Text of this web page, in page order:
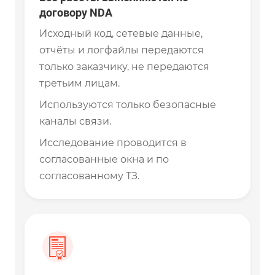
договору NDA
Исходный код, сетевые данные,
отчёты и логфайлы передаются
только заказчику, не передаются
третьим лицам.
Используются только безопасные
каналы связи.
Исследование проводится в
согласованные окна и по
согласованному ТЗ.